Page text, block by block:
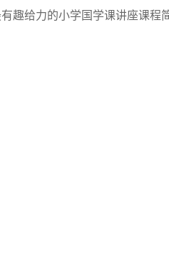
趣给力的小学国学课讲座课程